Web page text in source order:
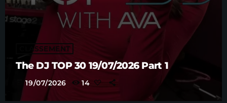
CLASSEMENT
The DJ TOP 30 19/07/2026 Part 1
19/07/2026 14